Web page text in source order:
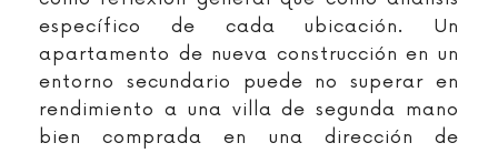
específico de cada ubicación. Un
apartamento de nueva construcción en un
entorno secundario puede no superar en
rendimiento a una villa de segunda mano
bien comprada en una dirección de